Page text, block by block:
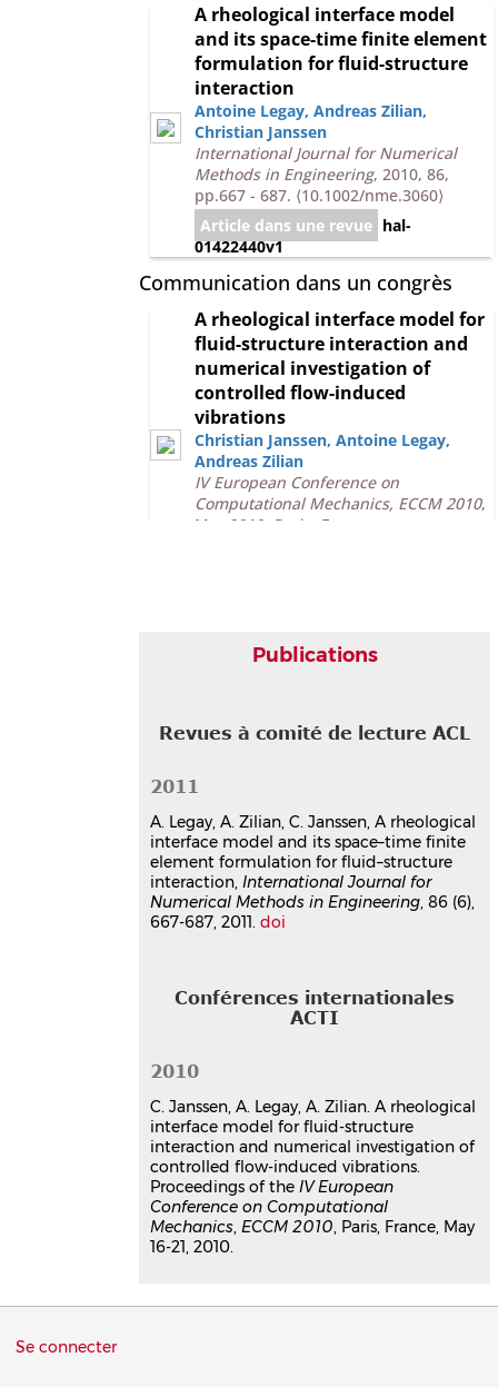
A rheological interface model
and its space-time finite element
formulation for fluid-structure
interaction
Antoine Legay,Andreas Zilian,
Christian Janssen
International Journal for Numerical
Methods in Engineering, 2010, 86,
pp.667 - 687. ⟨10.1002/nme.3060⟩
Article dans une revue hal-
01422440v1
Communication dans un congrès
A rheological interface model for
fluid-structure interaction and
numerical investigation of
controlled flow-induced
vibrations
Christian Janssen,Antoine Legay,
Andreas Zilian
IV European Conference on
Computational Mechanics, ECCM 2010,
May 2010, Paris, France
Publications
Revues à comité de lecture ACL
2011
A. Legay, A. Zilian, C. Janssen, A rheological
interface model and its space–time finite
element formulation for fluid–structure
interaction,International Journal for
Numerical Methods in Engineering, 86 (6),
667-687, 2011.doi
Conférences internationales
ACTI
2010
C. Janssen, A. Legay, A. Zilian. A rheological
interface model for fluid-structure
interaction and numerical investigation of
controlled flow-induced vibrations.
Proceedings of theIV European
Conference on Computational
Mechanics,ECCM 2010, Paris, France, May
16-21, 2010.
Menu
Se connecter